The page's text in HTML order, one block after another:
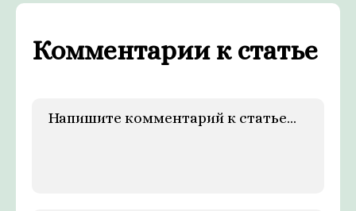
Комментарии к статье